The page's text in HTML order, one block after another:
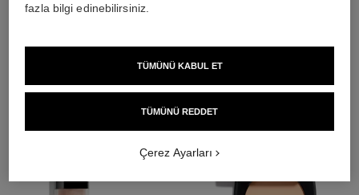
THE PERFECT MATCH
fazla bilgi edinebilirsiniz.
TÜMÜNÜ REDDET
TÜMÜNÜ KABUL ET
Çerez Ayarları